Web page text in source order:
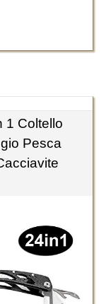
1 Coltello
Pesca